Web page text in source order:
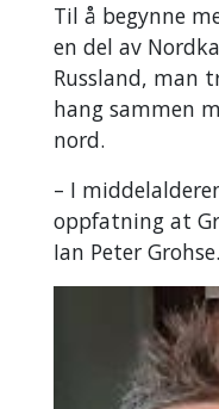
Til å begynne
en del av
Russland, man
hang sammen
nord.
– I
oppfatning at
Ian Peter Grohse.